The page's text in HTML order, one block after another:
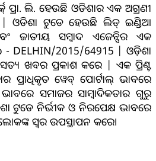
ପ୍ରା. ଲି. ହେଉଛି ଓଡିଶାର ଏକ ଅଗ୍ରଣୀ
| ଓଡିଶା ଟୁଡେ ହେଉଛି ଲିଡ୍ ଇଣ୍ଡିଆ
ଜାତୀୟ ସମ୍ବାଦ ଏଜେନ୍ସିର ଏକ
- DELHIN/2015/64915 | ଓଡ଼ିଶା
ଖବର ପ୍ରକାଶ କରେ | ଏକ ପ୍ରିଣ୍ଟ
ପ୍ରାଧିକୃତ ୱେବ୍ ପୋର୍ଟାଲ୍ ଭାବରେ
ସମାଜର ସାମ୍ବାଦିକତାର ଗୁରୁ
ଟୁଡେ ନିର୍ଭୀକ ଓ ନିରପେକ୍ଷ ଭାବରେ
ସ୍ୱର ଉପସ୍ଥାପନ କରେ।